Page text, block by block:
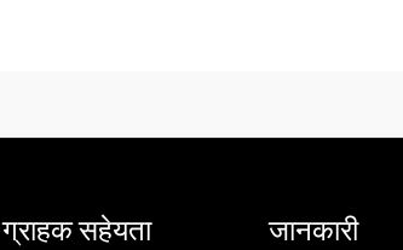
ग्राहक सहेयता जानकारी